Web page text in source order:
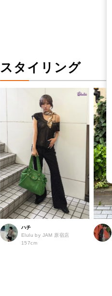
スタイリング
ハチ
Elulu by JAM 原宿店
157cm